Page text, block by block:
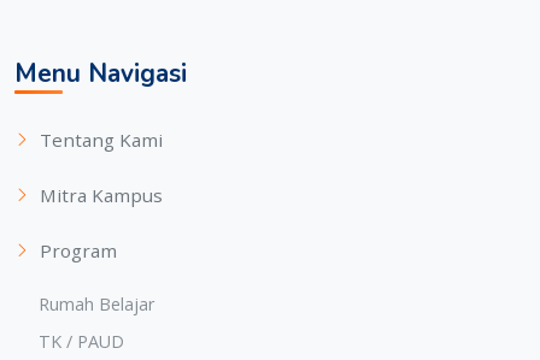
Menu Navigasi
Tentang Kami
Mitra Kampus
Program
Rumah Belajar
TK / PAUD